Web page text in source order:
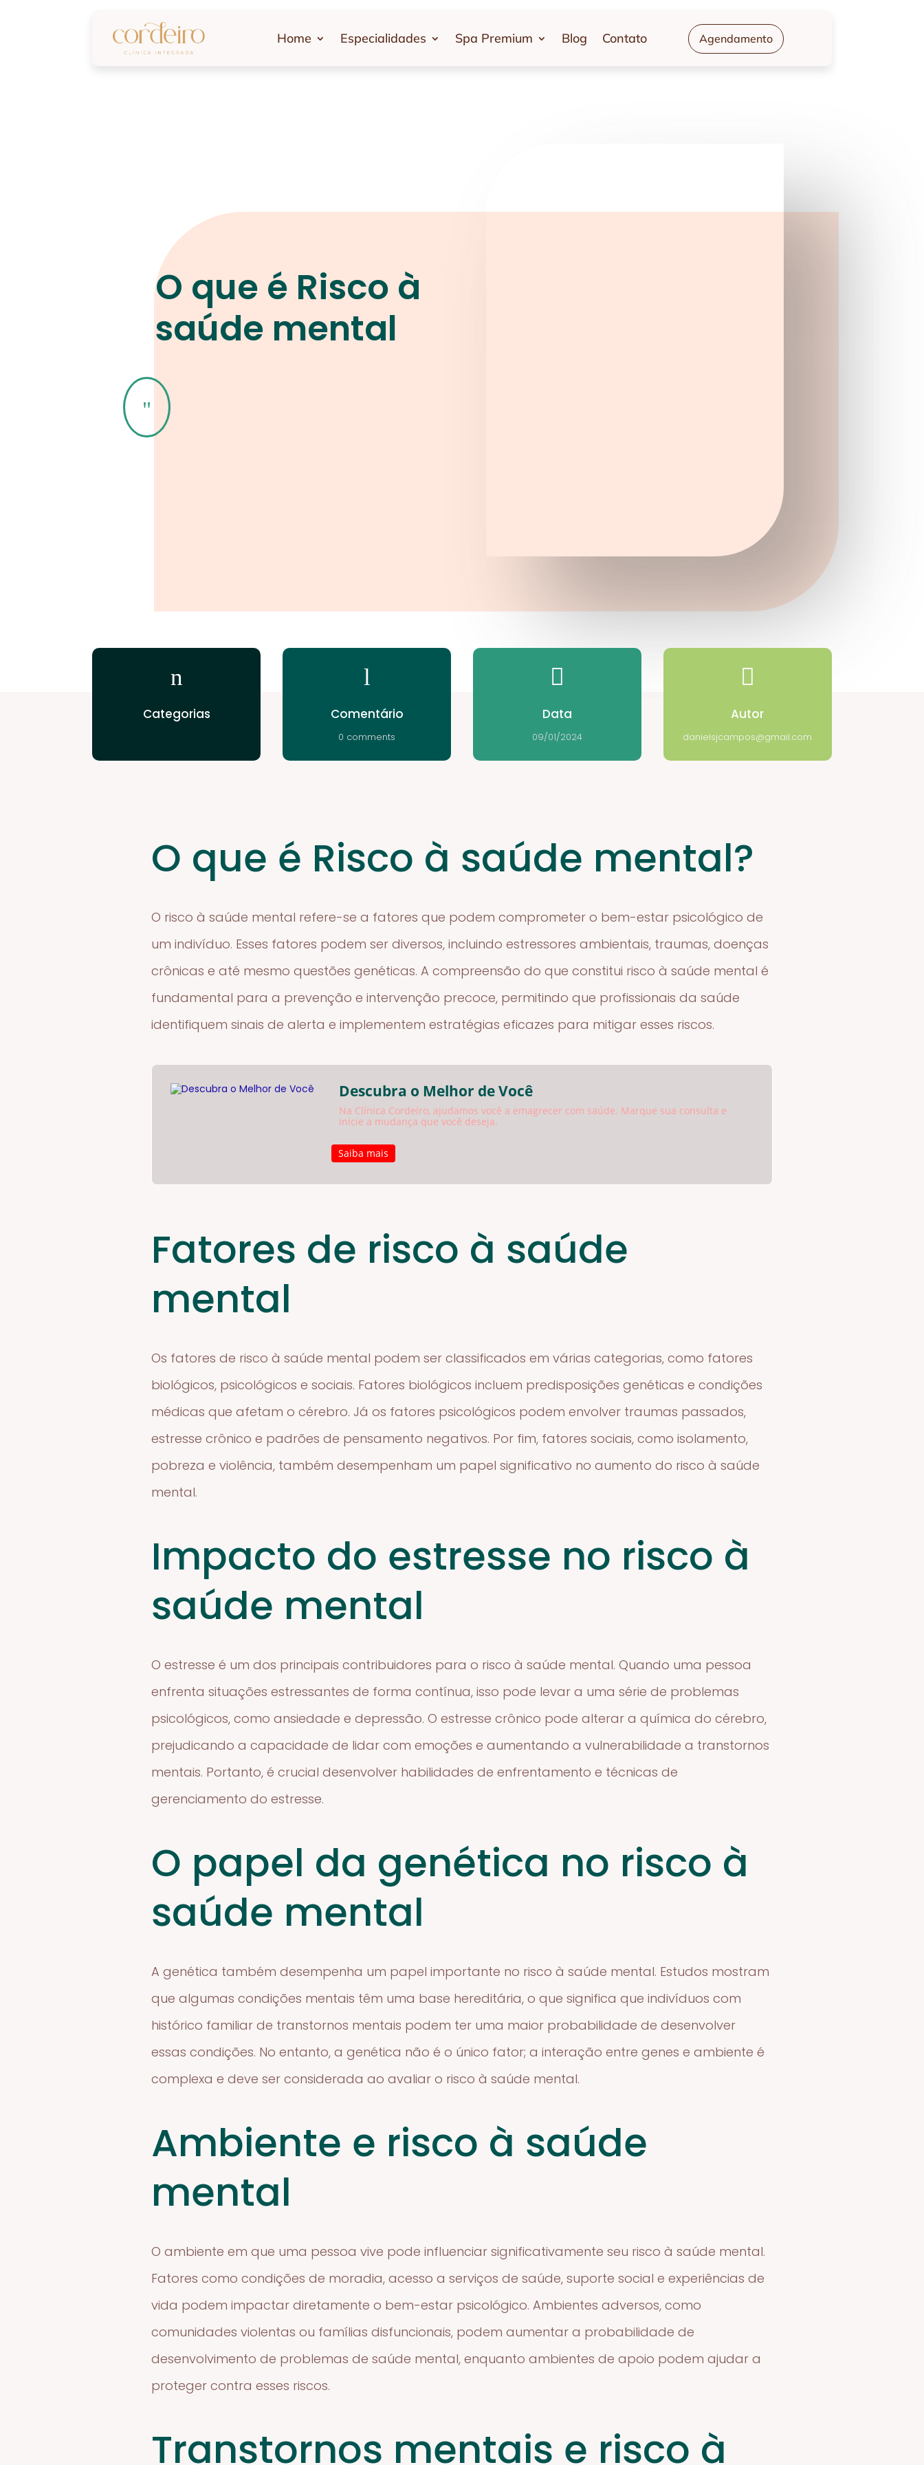
Home Especialidades Spa Premium Blog Contato Agendamento
O que é Risco à
saúde mental
"
n
Categorias
l
Comentário
0 comments

Data
09/01/2024

Autor
danielsjcampos@gmail.com
O que é Risco à saúde mental?
O risco à saúde mental refere-se a fatores que podem comprometer o bem-estar psicológico de
um indivíduo. Esses fatores podem ser diversos, incluindo estressores ambientais, traumas, doenças
crônicas e até mesmo questões genéticas. A compreensão do que constitui risco à saúde mental é
fundamental para a prevenção e intervenção precoce, permitindo que profissionais da saúde
identifiquem sinais de alerta e implementem estratégias eficazes para mitigar esses riscos.
Descubra o Melhor de Você
Na Clínica Cordeiro, ajudamos você a emagrecer com saúde. Marque sua consulta e
inicie a mudança que você deseja.
Saiba mais
Fatores de risco à saúde
mental
Os fatores de risco à saúde mental podem ser classificados em várias categorias, como fatores
biológicos, psicológicos e sociais. Fatores biológicos incluem predisposições genéticas e condições
médicas que afetam o cérebro. Já os fatores psicológicos podem envolver traumas passados,
estresse crônico e padrões de pensamento negativos. Por fim, fatores sociais, como isolamento,
pobreza e violência, também desempenham um papel significativo no aumento do risco à saúde
mental.
Impacto do estresse no risco à
saúde mental
O estresse é um dos principais contribuidores para o risco à saúde mental. Quando uma pessoa
enfrenta situações estressantes de forma contínua, isso pode levar a uma série de problemas
psicológicos, como ansiedade e depressão. O estresse crônico pode alterar a química do cérebro,
prejudicando a capacidade de lidar com emoções e aumentando a vulnerabilidade a transtornos
mentais. Portanto, é crucial desenvolver habilidades de enfrentamento e técnicas de
gerenciamento do estresse.
O papel da genética no risco à
saúde mental
A genética também desempenha um papel importante no risco à saúde mental. Estudos mostram
que algumas condições mentais têm uma base hereditária, o que significa que indivíduos com
histórico familiar de transtornos mentais podem ter uma maior probabilidade de desenvolver
essas condições. No entanto, a genética não é o único fator; a interação entre genes e ambiente é
complexa e deve ser considerada ao avaliar o risco à saúde mental.
Ambiente e risco à saúde
mental
O ambiente em que uma pessoa vive pode influenciar significativamente seu risco à saúde mental.
Fatores como condições de moradia, acesso a serviços de saúde, suporte social e experiências de
vida podem impactar diretamente o bem-estar psicológico. Ambientes adversos, como
comunidades violentas ou famílias disfuncionais, podem aumentar a probabilidade de
desenvolvimento de problemas de saúde mental, enquanto ambientes de apoio podem ajudar a
proteger contra esses riscos.
Transtornos mentais e risco à